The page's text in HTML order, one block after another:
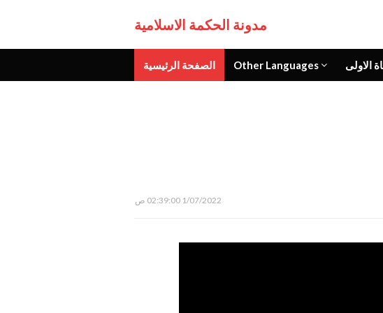
مدونة الحكمة الاسلامية
الصفحة الرئيسية Other Languages الاولى
1/07/2022 02:39:00 ص